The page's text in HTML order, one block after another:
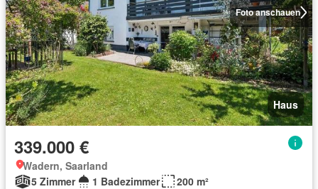
Foto anschauen
Haus
339.000 €
Wadern, Saarland
5 Zimmer
1 Badezimmer 200 m²